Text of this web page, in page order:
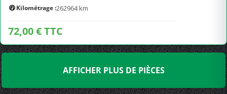
Kilométrage :262964 km
72,00 € TTC
AFFICHER PLUS DE PIÈCES